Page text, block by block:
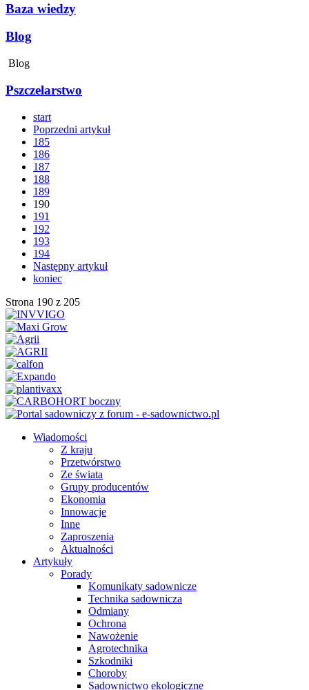
Baza wiedzy
Blog
Blog
Pszczelarstwo
start
Poprzedni artykuł
185
186
187
188
189
190
191
192
193
194
Następny artykuł
koniec
Strona 190 z 205
Wiadomości
Z kraju
Przetwórstwo
Ze świata
Grupy producentów
Ekonomia
Innowacje
Inne
Zaproszenia
Aktualności
Artykuły
Porady
Komunikaty sadownicze
Technika sadownicza
Odmiany
Ochrona
Nawożenie
Agrotechnika
Szkodniki
Choroby
Sadownictwo ekologiczne